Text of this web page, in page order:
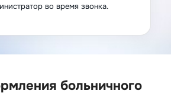
во время звонка.
больничного